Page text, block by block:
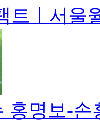
트ㅣ서울
홍명보-손